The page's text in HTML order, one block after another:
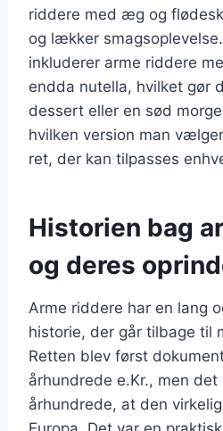
riddere med æg og
og lækker
inkluderer arme riddere
endda nutella, hvilket gør
dessert eller en sød
hvilken version man
ret, der kan tilpasses
Historien bag
og deres
Arme riddere har en lang
historie, der går tilbage til
Retten blev først
århundrede e.Kr., men det
århundrede, at den